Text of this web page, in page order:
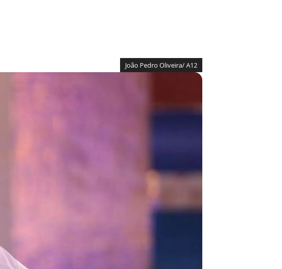
João Pedro Oliveira/ A12